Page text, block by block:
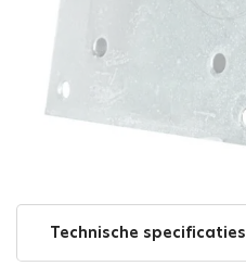
Technische specificaties